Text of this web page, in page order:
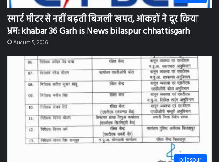
स्मार्ट मीटर से नहीं बढ़ती बिजली खपत, आंकड़ों ने दूर किया
भ्रम: khabar 36 Garh is News bilaspur chhattisgarh
August 5, 2026
bilaspur